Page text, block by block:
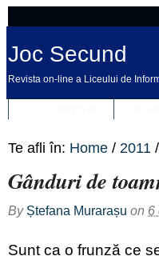
Joc Secund
Revista on-line a Liceului de
Te afli în: Home / 2011 /
Gânduri de
By Ștefana Murarașu on 6
Sunt ca o frunză ce